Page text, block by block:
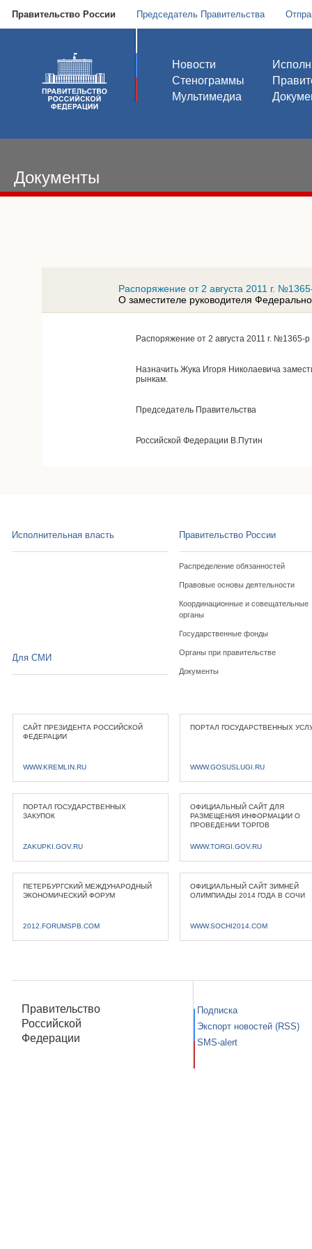
Правительство России Председатель Правительства
Новости
Стенограммы
Мультимедиа
Документы
Распоряжение от 2 августа 2011 г.
О заместителе руководителя
Распоряжение от 2 августа 2011 г. №1365-р
Назначить Жука Игоря Николаевича
рынкам.
Председатель Правительства
Российской Федерации В.Путин
Исполнительная власть Правительство России
Распределение обязанностей
Правовые основы деятельности
Координационные и совещательные
органы
Государственные фонды
Органы при правительстве
Документы
Для СМИ
САЙТ ПРЕЗИДЕНТА РОССИЙСКОЙ
ФЕДЕРАЦИИ
WWW.KREMLIN.RU
ПОРТАЛ ГОСУДАРСТВЕННЫХ
WWW.GOSUSLUGI.RU
ПОРТАЛ ГОСУДАРСТВЕННЫХ
ЗАКУПОК
ZAKUPKI.GOV.RU
ОФИЦИАЛЬНЫЙ САЙТ ДЛЯ
РАЗМЕЩЕНИЯ ИНФОРМАЦИИ О
ПРОВЕДЕНИИ ТОРГОВ
WWW.TORGI.GOV.RU
ПЕТЕРБУРГСКИЙ МЕЖДУНАРОДНЫЙ
ЭКОНОМИЧЕСКИЙ ФОРУМ
2012.FORUMSPB.COM
ОФИЦИАЛЬНЫЙ САЙТ ЗИМНЕЙ
ОЛИМПИАДЫ 2014 ГОДА В СОЧИ
WWW.SOCHI2014.COM
Правительство
Российской
Федерации
Подписка
Экспорт новостей (RSS)
SMS-alert